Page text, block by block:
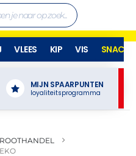
VLEES KIP VIS SNACKS
MIJN SPAARPUNTEN
loyaliteitsprogramma